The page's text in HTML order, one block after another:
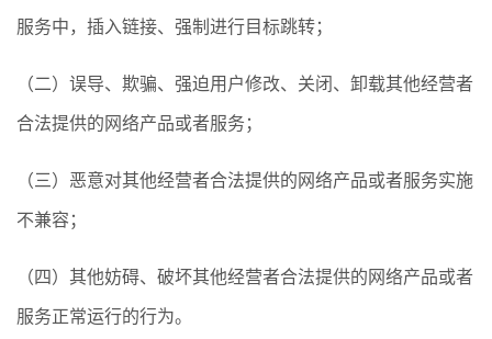
服务中，插入链接、强制进行目标跳转；
（二）误导、欺骗、强迫用户修改、关闭、卸载其他经营者
合法提供的网络产品或者服务；
（三）恶意对其他经营者合法提供的网络产品或者服务实施
不兼容；
（四）其他妨碍、破坏其他经营者合法提供的网络产品或者
服务正常运行的行为。